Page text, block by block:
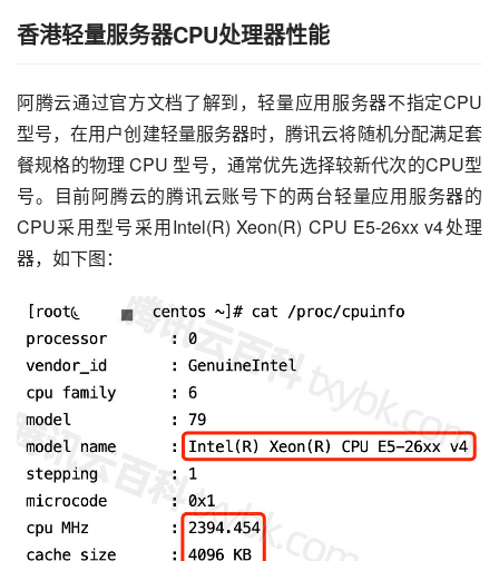
香港轻量服务器CPU处理器性能
阿腾云通过官方文档了解到，轻量应用服务器不指定CPU
型号，在用户创建轻量服务器时，腾讯云将随机分配满足套
餐规格的物理 CPU 型号，通常优先选择较新代次的CPU型
号。目前阿腾云的腾讯云账号下的两台轻量应用服务器的
CPU采用型号采用Intel(R) Xeon(R) CPU E5-26xx v4处理
器，如下图：